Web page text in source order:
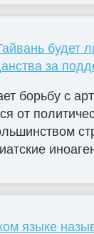
будет
за
борьбу с
от
языке